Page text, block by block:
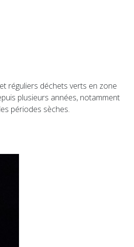
réguliers déchets verts en zone
plusieurs années, notamment
périodes sèches.